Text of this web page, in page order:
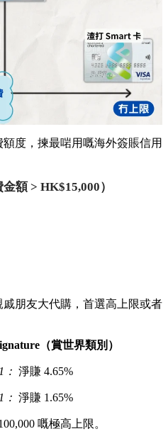
度，揀最啱用嘅海外簽賬信用
額 > HK$15,000）
朋友大代購，首選高上限或者
（賞世界類別）
淨賺 4.65%
淨賺 1.65%
嘅極高上限。